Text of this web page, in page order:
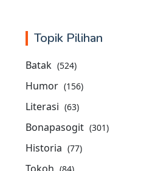
Topik Pilihan
Batak (524)
Humor (156)
Literasi (63)
Bonapasogit (301)
Historia (77)